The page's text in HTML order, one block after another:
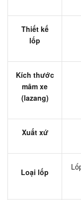
Thiết kế
lốp
Kích thước
mâm xe
(lazang)
Xuất xứ
Loại lốp